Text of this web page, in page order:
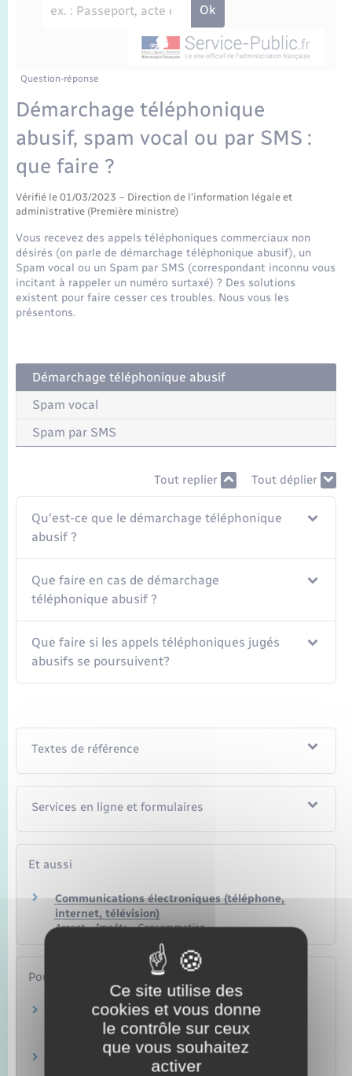
Etat-civil - Papiers - Citoyenneté
Parrainage civil
Concessions funéraires
Nouvel habitant
Numérique
Organisation d’événement
Sécurité - Prévention
Seniors
Transports scolaires
Voirie et espace public
Travaux - Autorisation d’occupation de l’espace
Plan interactif
La Communauté de communes
Question-réponse
Démarchage téléphonique
abusif, spam vocal ou par SMS :
que faire ?
Vérifié le 01/03/2023 – Direction de l'information légale et
administrative (Première ministre)
Vous recevez des appels téléphoniques commerciaux non
désirés (on parle de démarchage téléphonique abusif), un
Spam vocal ou un Spam par SMS (correspondant inconnu vous
incitant à rappeler un numéro surtaxé) ? Des solutions
existent pour faire cesser ces troubles. Nous vous les
présentons.
Démarchage téléphonique abusif
Spam vocal
Spam par SMS
Tout replier Tout déplier
Qu'est-ce que le démarchage téléphonique
abusif ?
Que faire en cas de démarchage
téléphonique abusif ?
Que faire si les appels téléphoniques jugés
abusifs se poursuivent?
Textes de référence
Services en ligne et formulaires
Et aussi
Communications électroniques (téléphone,
internet, télévision)
Argent – Impôts – Consommation
Pour en savoir plus
Bloctel (liste d'opposition au démarchage
téléphonique)
33 700 (lutte contre les spams vocaux et SMS)
Ce site utilise des
cookies et vous donne
le contrôle sur ceux
que vous souhaitez
activer